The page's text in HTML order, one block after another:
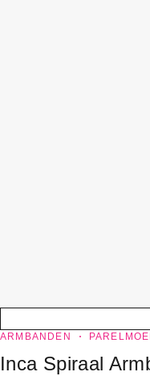
ARMBANDEN
Inca Spiraal